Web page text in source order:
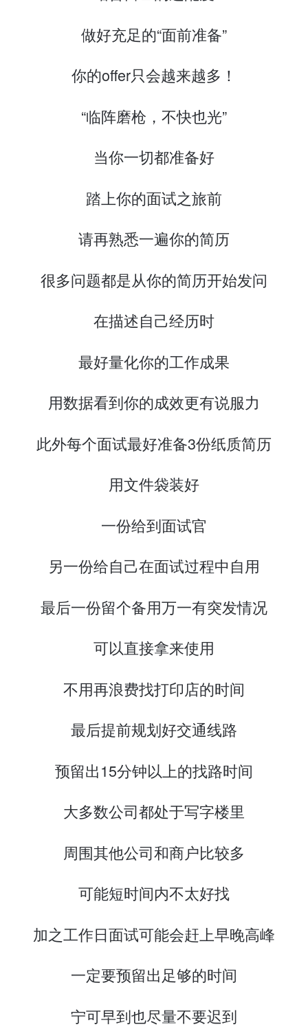
做好充足的“面前准备”
你的offer只会越来越多！
“临阵磨枪，不快也光”
当你一切都准备好
踏上你的面试之旅前
请再熟悉一遍你的简历
很多问题都是从你的简历开始发问
在描述自己经历时
最好量化你的工作成果
用数据看到你的成效更有说服力
此外每个面试最好准备3份纸质简历
用文件袋装好
一份给到面试官
另一份给自己在面试过程中自用
最后一份留个备用万一有突发情况
可以直接拿来使用
不用再浪费找打印店的时间
最后提前规划好交通线路
预留出15分钟以上的找路时间
大多数公司都处于写字楼里
周围其他公司和商户比较多
可能短时间内不太好找
加之工作日面试可能会赶上早晚高峰
一定要预留出足够的时间
宁可早到也尽量不要迟到